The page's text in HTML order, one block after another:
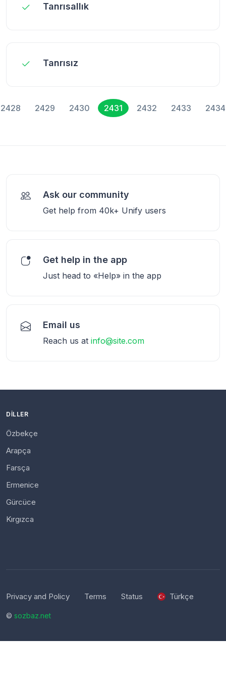
Tanrısallık
Tanrısız
2428 2429 2430 2431 2432 2433 2434
Ask our community
Get help from 40k+ Unify users
Get help in the app
Just head to «Help» in the app
Email us
Reach us at info@site.com
DILLER
Özbekçe
Arapça
Farsça
Ermenice
Gürcüce
Kırgızca
Privacy and Policy Terms Status Türkçe
© sozbaz.net